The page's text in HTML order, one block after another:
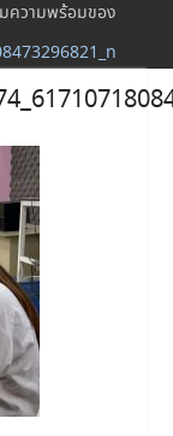
ความพร้อมของ